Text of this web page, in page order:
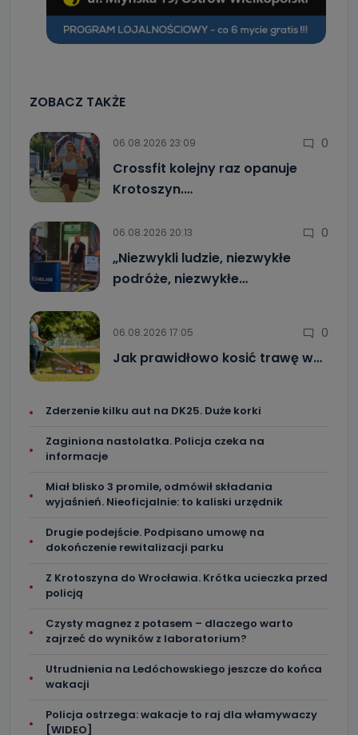
ZOBACZ TAKŻE
06.08.2026 23:09 0
Crossfit kolejny raz opanuje
Krotoszyn.…
06.08.2026 20:13 0
„Niezwykli ludzie, niezwykłe
podróże, niezwykłe…
06.08.2026 17:05 0
Jak prawidłowo kosić trawę w…
Zderzenie kilku aut na DK25. Duże korki
Zaginiona nastolatka. Policja czeka na
informacje
Miał blisko 3 promile, odmówił składania
wyjaśnień. Nieoficjalnie: to kaliski urzędnik
Drugie podejście. Podpisano umowę na
dokończenie rewitalizacji parku
Z Krotoszyna do Wrocławia. Krótka ucieczka przed
policją
Czysty magnez z potasem – dlaczego warto
zajrzeć do wyników z laboratorium?
Utrudnienia na Ledóchowskiego jeszcze do końca
wakacji
Policja ostrzega: wakacje to raj dla włamywaczy
[WIDEO]